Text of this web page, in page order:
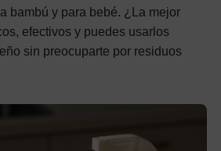
bambú y para bebé. ¿La mejor
efectivos y puedes usarlos
sin preocuparte por residuos